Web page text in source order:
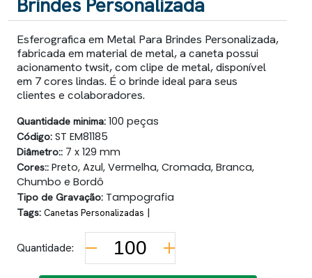
Esferografica em Metal Para Brindes Personalizada,
fabricada em material de metal, a caneta possui
acionamento twsit, com clipe de metal, disponível
em 7 cores lindas. É o brinde ideal para seus
clientes e colaboradores.
Quantidade minima: 100 peças
Código: ST EM81185
Diâmetro:: 7 x 129 mm
Cores:: Preto, Azul, Vermelha, Cromada, Branca,
Chumbo e Bordô
Tipo de Gravação: Tampografia
Tags: Canetas Personalizadas |
Quantidade: